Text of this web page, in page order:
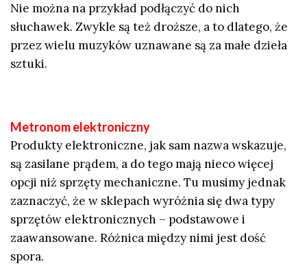
Nie można na przykład podłączyć do nich
słuchawek. Zwykle są też droższe, a to dlatego, że
przez wielu muzyków uznawane są za małe dzieła
sztuki.
Metronom elektroniczny
Produkty elektroniczne, jak sam nazwa wskazuje,
są zasilane prądem, a do tego mają nieco więcej
opcji niż sprzęty mechaniczne. Tu musimy jednak
zaznaczyć, że w sklepach wyróżnia się dwa typy
sprzętów elektronicznych – podstawowe i
zaawansowane. Różnica między nimi jest dość
spora.